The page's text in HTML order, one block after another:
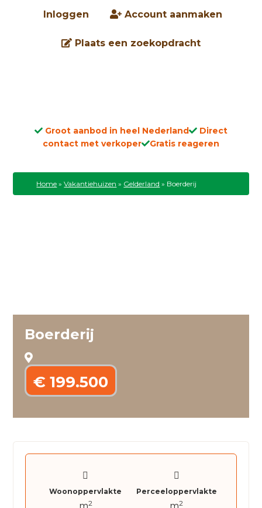
Inloggen Account aanmaken
Plaats een zoekopdracht
Groot aanbod in heel Nederland
Direct
contact met verkoper
Gratis reageren
Home »Vakantiehuizen » Gelderland » Boerderij
Boerderij
€ 199.500
Woonoppervlakte
2
Perceeloppervlakte
2